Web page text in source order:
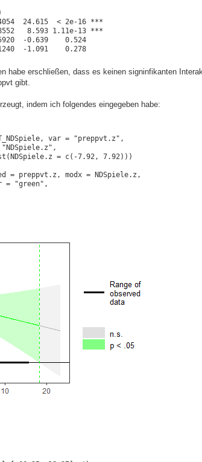
24.615  < 2e-16 ***
8.593 1.11e-13 ***
-0.639    0.524
-1.091    0.278
habe erschließen, dass es keinen signinfikanten
gibt.
indem ich folgendes eingegeben habe:
var = "preppvt.z",
= c(-7.92, 7.92)))
= preppvt.z, modx = NDSpiele.z,
= "green",